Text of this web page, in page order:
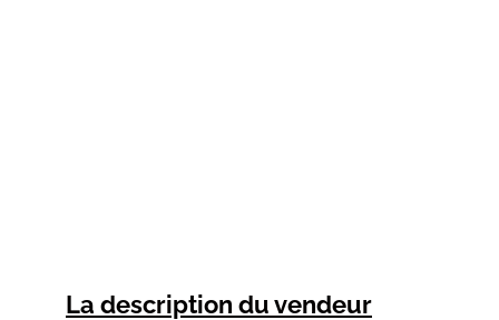
La description du vendeur